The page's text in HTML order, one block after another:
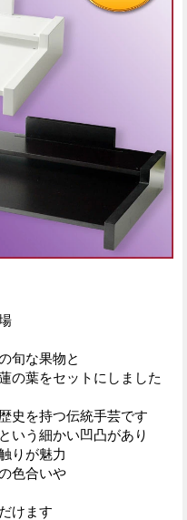
旬な果物と
の葉をセットにしました
史を持つ伝統手芸です
いう細かい凹凸があり
りが魅力
色合いや
けます